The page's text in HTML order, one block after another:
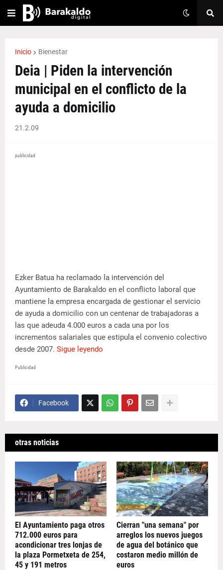
Inicio Bienestar
Deia | Piden la intervención
municipal en el conflicto de la
ayuda a domicilio
21.2.09
publicidad
Ezker Batua ha reclamado la intervención del
Ayuntamiento de Barakaldo en el conflicto laboral que
mantiene la empresa encargada de gestionar el servicio
de ayuda a domicilio con un centenar de trabajadoras a
las que adeuda 4.000 euros a cada una por los
incrementos salariales que estipula el convenio colectivo
desde 2007. Sigue leyendo
Publicidad
Facebook
otras noticias
El Ayuntamiento paga otros
712.000 euros para
acondicionar tres lonjas de
la plaza Pormetxeta de 254,
45 y 191 metros
Cierran "una semana" por
arreglos los nuevos juegos
de agua del botánico que
costaron medio millón de
euros